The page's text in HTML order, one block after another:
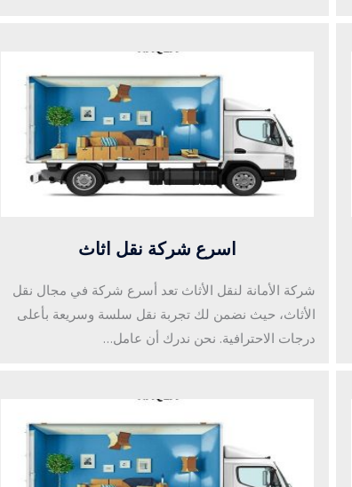
اسرع شركة نقل اثاث
شركة الأمانة لنقل الأثاث تعد أسرع شركة في مجال نقل
الأثاث، حيث نضمن لك تجربة نقل سلسة وسريعة بأعلى
درجات الاحترافية. نحن ندرك أن عامل…